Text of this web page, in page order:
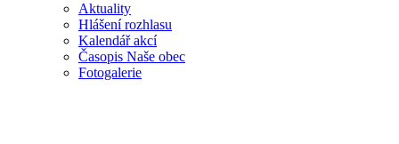
Aktuality
Hlášení rozhlasu
Kalendář akcí
Časopis Naše obec
Fotogalerie